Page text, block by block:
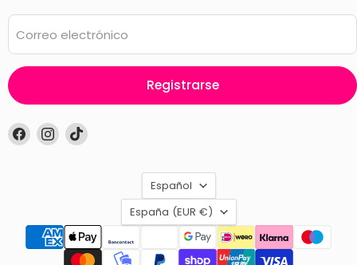
Correo electrónico
Registrarse
Encuéntrenos
en
Encuéntrenos
en
Encuéntrenos
Idioma
Español
País
España (EUR €)